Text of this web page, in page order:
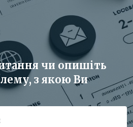
чи опишіть
з якою Ви